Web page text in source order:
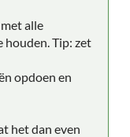
alle
houden. Tip: zet
opdoen en
het dan even